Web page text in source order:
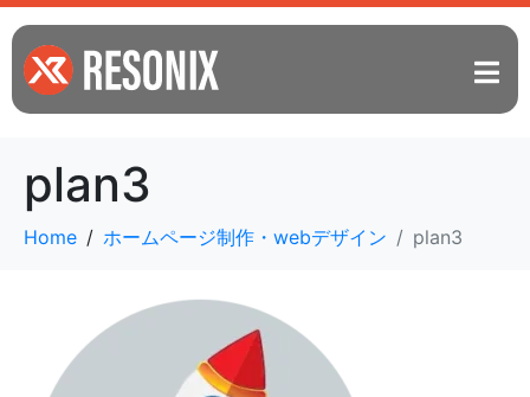
plan3
Home ホームページ制作・webデザイン plan3